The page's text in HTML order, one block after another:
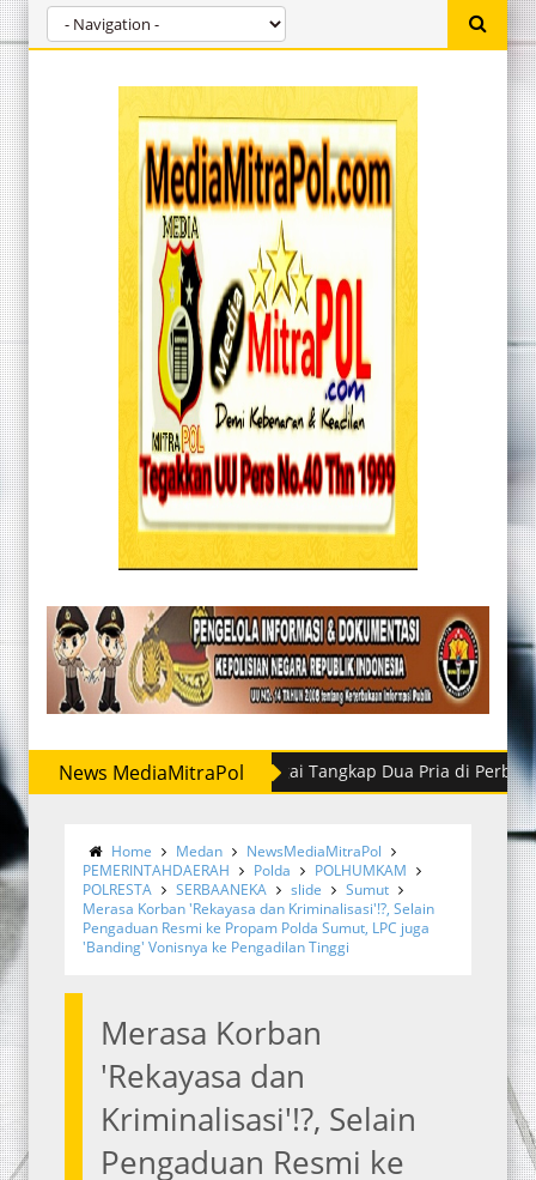
News MediaMitraPol
Narkoba Polres Sergai Tangkap Dua Pria di Perbaungan
Home Medan
NewsMediaMitraPol
PEMERINTAHDAERAH
Polda
POLHUMKAM
POLRESTA
SERBAANEKA slide
Sumut
Merasa Korban 'Rekayasa dan Kriminalisasi'!?, Selain
Pengaduan Resmi ke Propam Polda Sumut, LPC juga
'Banding' Vonisnya ke Pengadilan Tinggi
Merasa Korban
'Rekayasa dan
Kriminalisasi'!?, Selain
Pengaduan Resmi ke